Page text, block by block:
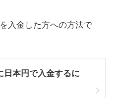
入金した方への方法で
本円で入金するに